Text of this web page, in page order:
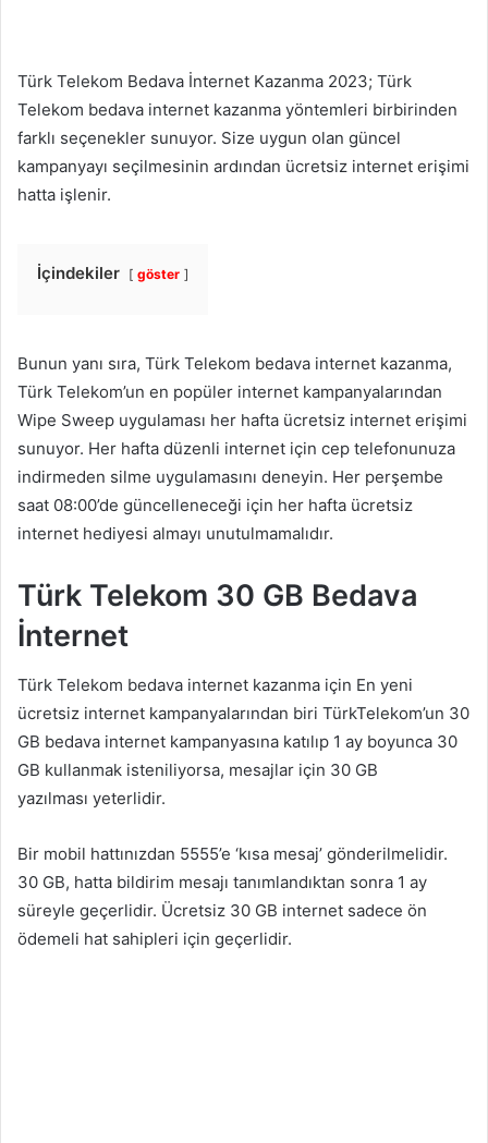
Türk Telekom Bedava İnternet Kazanma 2023; Türk
Telekom bedava internet kazanma yöntemleri birbirinden
farklı seçenekler sunuyor. Size uygun olan güncel
kampanyayı seçilmesinin ardından ücretsiz internet erişimi
hatta işlenir.
İçindekiler göster
Bunun yanı sıra, Türk Telekom bedava internet kazanma,
Türk Telekom’un en popüler internet kampanyalarından
Wipe Sweep uygulaması her hafta ücretsiz internet erişimi
sunuyor. Her hafta düzenli internet için cep telefonunuza
indirmeden silme uygulamasını deneyin. Her perşembe
saat 08:00’de güncelleneceği için her hafta ücretsiz
internet hediyesi almayı unutulmamalıdır.
Türk Telekom 30 GB Bedava
İnternet
Türk Telekom bedava internet kazanma için En yeni
ücretsiz internet kampanyalarından biri TürkTelekom’un 30
GB bedava internet kampanyasına katılıp 1 ay boyunca 30
GB kullanmak isteniliyorsa, mesajlar için 30 GB
yazılması yeterlidir.
Bir mobil hattınızdan 5555’e ‘kısa mesaj’ gönderilmelidir.
30 GB, hatta bildirim mesajı tanımlandıktan sonra 1 ay
süreyle geçerlidir. Ücretsiz 30 GB internet sadece ön
ödemeli hat sahipleri için geçerlidir.